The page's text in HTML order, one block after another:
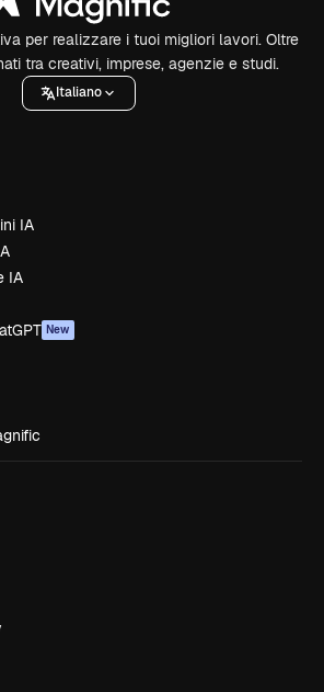
per realizzare i tuoi migliori lavori. Oltre
tra creativi, imprese, agenzie e studi.
Italiano
IA
IA
New